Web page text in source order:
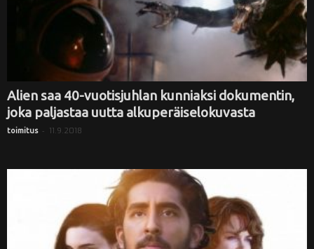
Alien saa 40-vuotisjuhlan kunniaksi dokumentin,
joka paljastaa uutta alkuperäiselokuvasta
toimitus - 11.9.2018